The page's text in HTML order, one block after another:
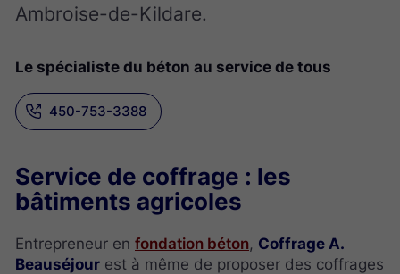
Ambroise-de-Kildare.
Le spécialiste du béton au service de tous
450-753-3388
Service de coffrage : les
bâtiments agricoles
Entrepreneur en fondation béton, Coffrage A.
Beauséjour est à même de proposer des coffrages